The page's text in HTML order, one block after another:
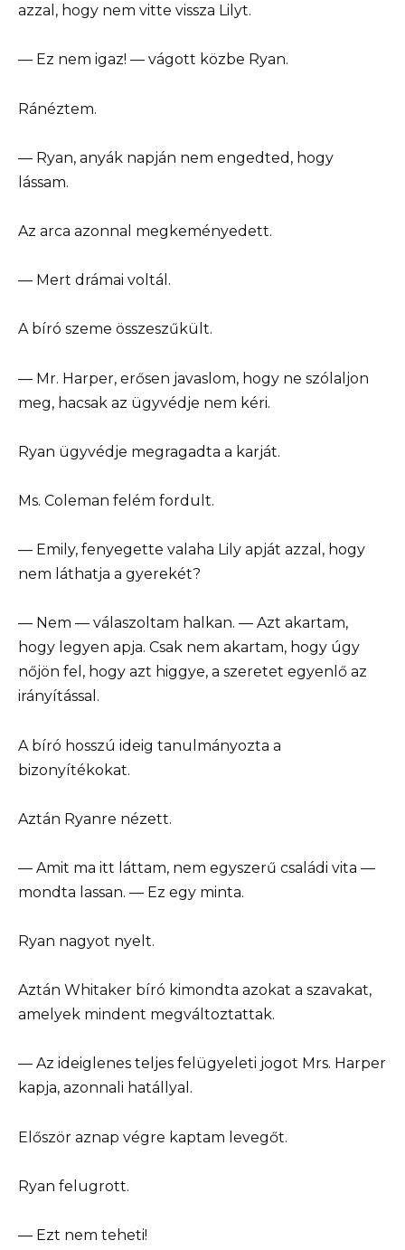
azzal, hogy nem vitte vissza Lilyt.
— Ez nem igaz! — vágott közbe Ryan.
Ránéztem.
— Ryan, anyák napján nem engedted, hogy
lássam.
Az arca azonnal megkeményedett.
— Mert drámai voltál.
A bíró szeme összeszűkült.
— Mr. Harper, erősen javaslom, hogy ne szólaljon
meg, hacsak az ügyvédje nem kéri.
Ryan ügyvédje megragadta a karját.
Ms. Coleman felém fordult.
— Emily, fenyegette valaha Lily apját azzal, hogy
nem láthatja a gyerekét?
— Nem — válaszoltam halkan. — Azt akartam,
hogy legyen apja. Csak nem akartam, hogy úgy
nőjön fel, hogy azt higgye, a szeretet egyenlő az
irányítással.
A bíró hosszú ideig tanulmányozta a
bizonyítékokat.
Aztán Ryanre nézett.
— Amit ma itt láttam, nem egyszerű családi vita —
mondta lassan. — Ez egy minta.
Ryan nagyot nyelt.
Aztán Whitaker bíró kimondta azokat a szavakat,
amelyek mindent megváltoztattak.
— Az ideiglenes teljes felügyeleti jogot Mrs. Harper
kapja, azonnali hatállyal.
Először aznap végre kaptam levegőt.
Ryan felugrott.
— Ezt nem teheti!